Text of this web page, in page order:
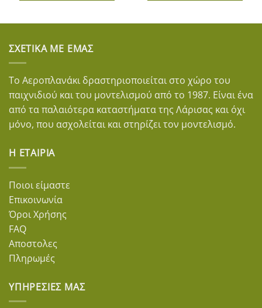
ΣΧΕΤΙΚΆ ΜΕ ΕΜΆΣ
Το Αεροπλανάκι δραστηριοποιείται στο χώρο του
παιχνιδιού και του μοντελισμού από το 1987. Είναι ένα
από τα παλαιότερα καταστήματα της Λάρισας και όχι
μόνο, που ασχολείται και στηρίζει τον μοντελισμό.
Η ΕΤΑΙΡΊΑ
Ποιοι είμαστε
Επικοινωνία
Όροι Χρήσης
FAQ
Αποστολες
Πληρωμές
ΥΠΗΡΕΣΊΕΣ ΜΑΣ